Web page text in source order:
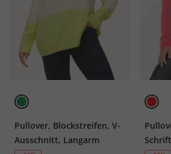
Pullover, Blockstreifen, V-
Ausschnitt, Langarm